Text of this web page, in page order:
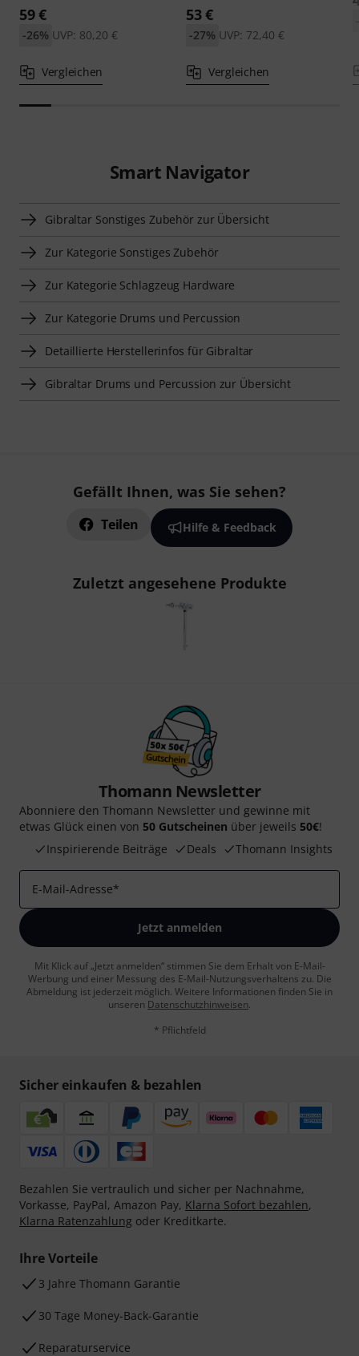
59 €
UVP: 80,20 €
-26%
Vergleichen
53 €
UVP: 72,40 €
-27%
Vergleichen
Smart Navigator
Gibraltar Sonstiges Zubehör zur Übersicht
Zur Kategorie Sonstiges Zubehör
Zur Kategorie Schlagzeug Hardware
Zur Kategorie Drums und Percussion
Detaillierte Herstellerinfos für Gibraltar
Gibraltar Drums und Percussion zur Übersicht
Gefällt Ihnen, was Sie sehen?
Teilen Hilfe & Feedback
Zuletzt angesehene Produkte
Thomann Newsletter
Abonniere den Thomann Newsletter und gewinne mit
etwas Glück einen von 50 Gutscheinen über jeweils 50€!
Inspirierende Beiträge
Deals Thomann Insights
E-Mail-Adresse*
Jetzt anmelden
Mit Klick auf „Jetzt anmelden“ stimmen Sie dem Erhalt von E-Mail-
Werbung und einer Messung des E-Mail-Nutzungsverhaltens zu. Die
Abmeldung ist jederzeit möglich. Weitere Informationen finden Sie in
unseren Datenschutzhinweisen.
* Pflichtfeld
Sicher einkaufen & bezahlen
Bezahlen Sie vertraulich und sicher per Nachnahme,
Vorkasse, PayPal, Amazon Pay, Klarna Sofort bezahlen,
Klarna Ratenzahlung oder Kreditkarte.
Ihre Vorteile
3 Jahre Thomann Garantie
30 Tage Money-Back-Garantie
Reparaturservice